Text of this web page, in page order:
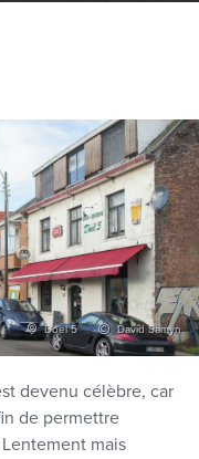
Doel 5 David Samyn
devenu célèbre, car
de permettre
Lentement mais